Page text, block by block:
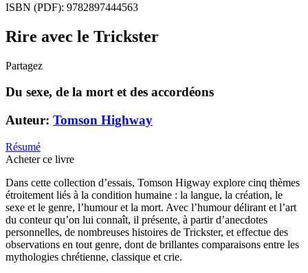
ISBN (PDF): 9782897444563
Rire avec le Trickster
Partagez
Du sexe, de la mort et des accordéons
Auteur: Tomson Highway
Résumé
Acheter ce livre
Dans cette collection d’essais, Tomson Higway explore cinq thèmes
étroitement liés à la condition humaine : la langue, la création, le
sexe et le genre, l’humour et la mort. Avec l’humour délirant et l’art
du conteur qu’on lui connaît, il présente, à partir d’anecdotes
personnelles, de nombreuses histoires de Trickster, et effectue des
observations en tout genre, dont de brillantes comparaisons entre les
mythologies chrétienne, classique et crie.